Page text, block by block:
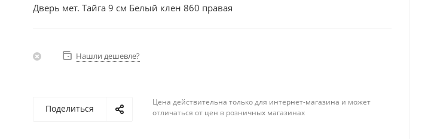
Дверь мет. Тайга 9 см Белый клен 860 правая
Нашли дешевле?
Поделиться
Цена действительна только для интернет-магазина и может
отличаться от цен в розничных магазинах